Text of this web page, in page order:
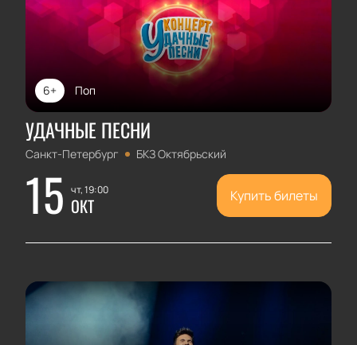
Поп
6+
УДАЧНЫЕ ПЕСНИ
Санкт-Петербург БКЗ Октябрьский
15 чт, 19:00
ОКТ Купить билеты